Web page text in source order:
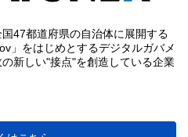
47都道府県の自治体に展開する
」をはじめとするデジタルガバメ
新しい"接点"を創造している企業
の標準化や自治体DXの加速など
ちと共に自治体の課題解決に取
ジタルソリューションの提案営